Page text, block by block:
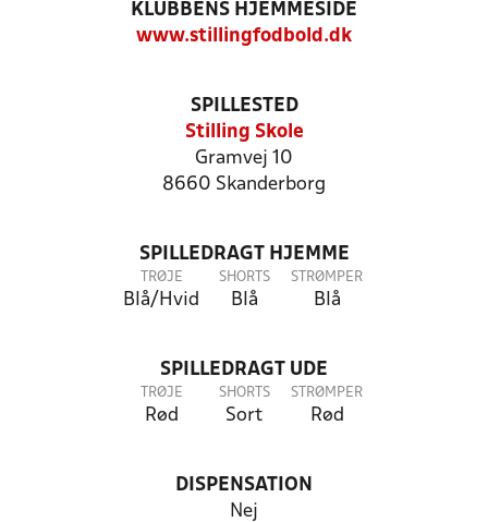
KLUBBENS HJEMMESIDE
www.stillingfodbold.dk
SPILLESTED
Stilling Skole
Gramvej 10
8660 Skanderborg
SPILLEDRAGT HJEMME
TRØJE
Blå/Hvid
SHORTS
Blå
STRØMPER
Blå
SPILLEDRAGT UDE
TRØJE
Rød
SHORTS
Sort
STRØMPER
Rød
DISPENSATION
Nej